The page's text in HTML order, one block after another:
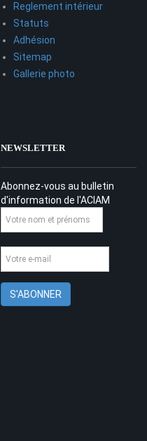
Reglement intérieur
Statuts
Adhésion
Sitemap
Gallerie photo
NEWSLETTER
Abonnez-vous au bulletin
d'information de l'ACIAM